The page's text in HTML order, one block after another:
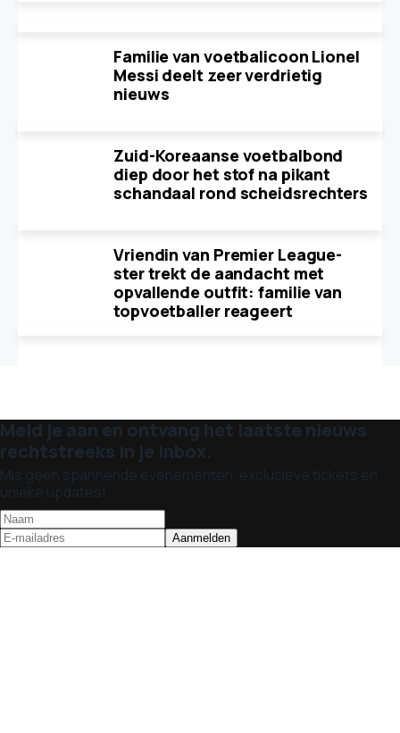
Familie van voetbalicoon Lionel
Messi deelt zeer verdrietig
nieuws
Zuid-Koreaanse voetbalbond
diep door het stof na pikant
schandaal rond scheidsrechters
Vriendin van Premier League-
ster trekt de aandacht met
opvallende outfit: familie van
topvoetballer reageert
Meld je aan en ontvang het laatste nieuws
rechtstreeks in je inbox.
Mis geen spannende evenementen, exclusieve tickets en
unieke updates!